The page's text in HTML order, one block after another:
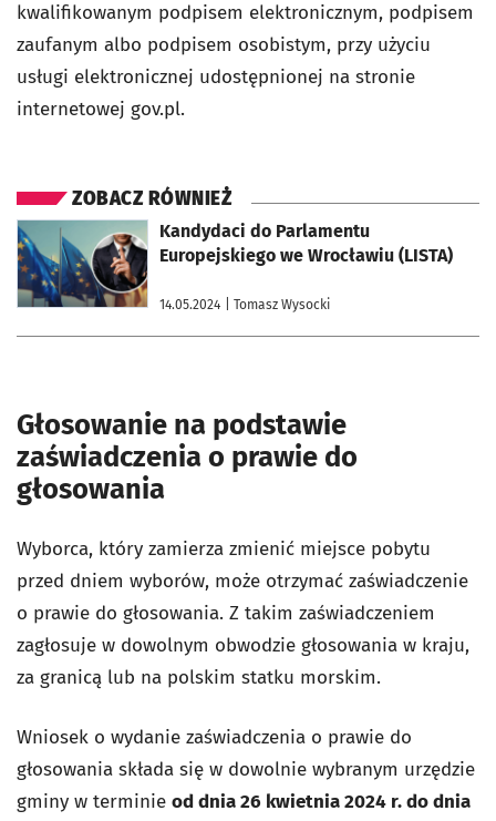
kwalifikowanym podpisem elektronicznym, podpisem
zaufanym albo podpisem osobistym, przy użyciu
usługi elektronicznej udostępnionej na stronie
internetowej gov.pl.
ZOBACZ RÓWNIEŻ
Kandydaci do Parlamentu
Europejskiego we Wrocławiu (LISTA)
14.05.2024 | Tomasz Wysocki
otworzy się w nowej karcie
Głosowanie na podstawie
zaświadczenia o prawie do
głosowania
Wyborca, który zamierza zmienić miejsce pobytu
przed dniem wyborów, może otrzymać zaświadczenie
o prawie do głosowania. Z takim zaświadczeniem
zagłosuje w dowolnym obwodzie głosowania w kraju,
za granicą lub na polskim statku morskim.
Wniosek o wydanie zaświadczenia o prawie do
głosowania składa się w dowolnie wybranym urzędzie
gminy w terminie od dnia 26 kwietnia 2024 r. do dnia